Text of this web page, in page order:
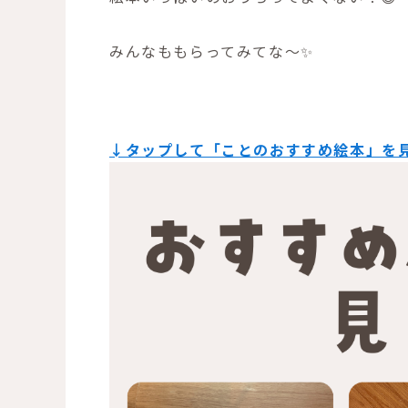
みんなももらってみてな〜✨
↓タップして「ことのおすすめ絵本」